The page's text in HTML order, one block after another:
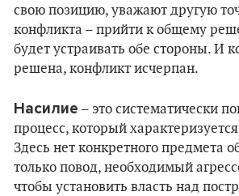
свою позицию, уважают другую
конфликта – прийти к общему
будет устраивать обе стороны. И
решена, конфликт исчерпан.
Насилие – это систематически
процесс, который
Здесь нет конкретного предмета
только повод, необходимый
чтобы установить власть над